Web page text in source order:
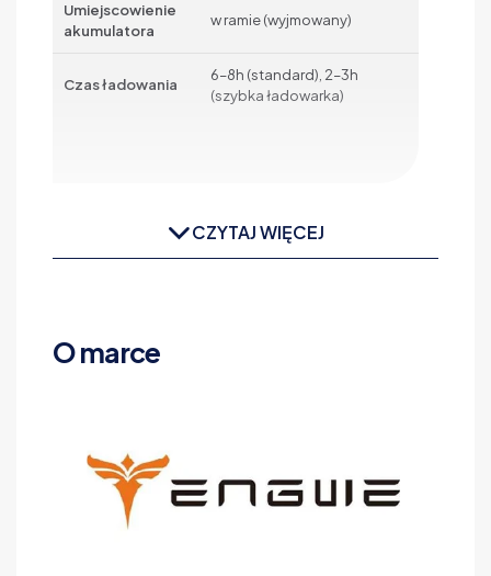
Umiejscowienie
akumulatora
w ramie (wyjmowany)
Czas ładowania
6–8h (standard), 2–3h
(szybka ładowarka)
CZYTAJ WIĘCEJ
O marce